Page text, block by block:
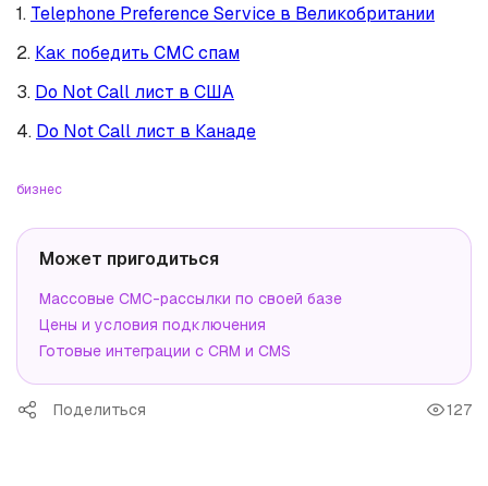
1. Telephone Preference Service в Великобритании
2. Как победить СМС спам
3. Do Not Call лист в США
4. Do Not Call лист в Канаде
бизнес
Может пригодиться
Массовые СМС-рассылки по своей базе
Цены и условия подключения
Готовые интеграции с CRM и CMS
Поделиться 127